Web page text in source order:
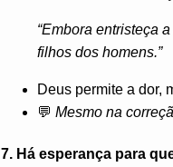
“Embora entristeça
filhos dos homens.”
Deus permite a dor,
💬 Mesmo na
7. Há esperança para